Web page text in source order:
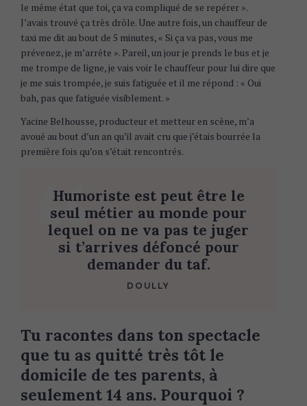
le même état que toi, ça va compliqué de se repérer ».
J’avais trouvé ça très drôle. Une autre fois, un chauffeur de
taxi me dit au bout de 5 minutes, « Si ça va pas, vous me
prévenez, je m’arrête ». Pareil, un jour je prends le bus et je
me trompe de ligne, je vais voir le chauffeur pour lui dire que
je me suis trompée, je suis fatiguée et il me répond : « Oui
bah, pas que fatiguée visiblement. »
Yacine Belhousse, producteur et metteur en scène, m’a
avoué au bout d’un an qu’il avait cru que j’étais bourrée la
première fois qu’on s’était rencontrés.
Humoriste est peut être le
seul métier au monde pour
lequel on ne va pas te juger
si t’arrives défoncé pour
demander du taf.
DOULLY
Tu racontes dans ton spectacle
que tu as quitté très tôt le
domicile de tes parents, à
seulement 14 ans. Pourquoi ?